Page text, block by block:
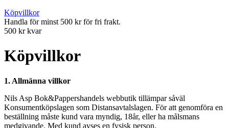
Köpvillkor
Handla för minst 500 kr för fri frakt.
500 kr kvar
Köpvillkor
1. Allmänna villkor
Nils Asp Bok&Pappershandels webbutik tillämpar såväl
Konsumentköpslagen som Distansavtalslagen. För att genomföra en
beställning måste kund vara myndig, 18år, eller ha målsmans
medgivande. Med kund avses en fysisk person.